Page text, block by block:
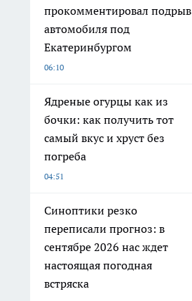
прокомментировал подрыв
автомобиля под
Екатеринбургом
06:10
Ядреные огурцы как из
бочки: как получить тот
самый вкус и хруст без
погреба
04:51
Синоптики резко
переписали прогноз: в
сентябре 2026 нас ждет
настоящая погодная
встряска